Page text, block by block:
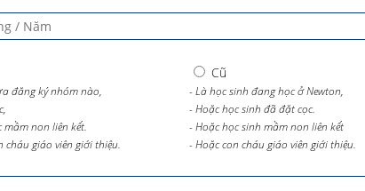
đăng ký nhóm nào,
non liên kết.
cháu giáo viên giới thiệu.
Cũ
- Là học sinh đang học ở Newton,
- Hoặc học sinh đã đặt cọc.
- Hoặc học sinh mầm non liên kết
- Hoặc con cháu giáo viên giới thiệu.